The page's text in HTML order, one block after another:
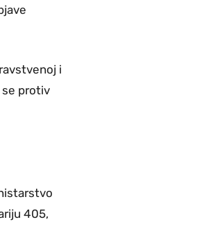
i
se protiv
405,